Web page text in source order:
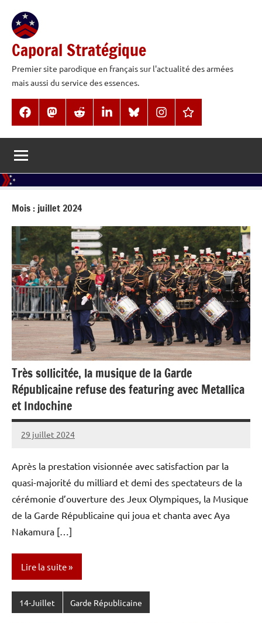
contenu
Caporal Stratégique
Premier site parodique en français sur l'actualité des armées
mais aussi du service des essences.
FacebookMastodonReddit LinkedInBlueSkyInstagramThreads
Mois : juillet 2024
Très sollicitée, la musique de la Garde
Républicaine refuse des featuring avec Metallica
et Indochine
29 juillet 2024
Caporal
Aucun
Après la prestation visionnée avec satisfaction par la
quasi-majorité du milliard et demi des spectateurs de la
cérémonie d’ouverture des Jeux Olympiques, la Musique
de la Garde Républicaine qui joua et chanta avec Aya
Nakamura […]
Lire la suite
14-Juillet Garde Républicaine